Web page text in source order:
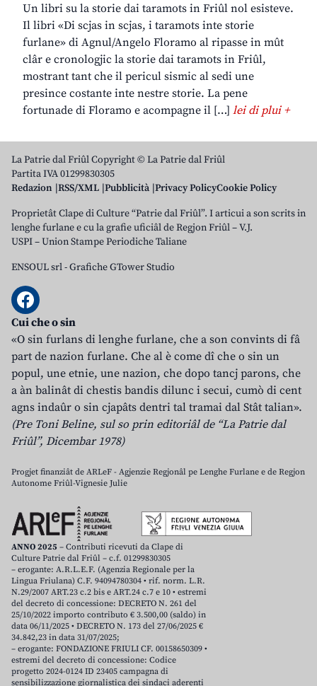
Un libri su la storie dai taramots in Friûl nol esisteve.
Il libri «Di scjas in scjas, i taramots inte storie
furlane» di Agnul/Angelo Floramo al ripasse in mût
clâr e cronologjic la storie dai taramots in Friûl,
mostrant tant che il pericul sismic al sedi une
presince costante inte nestre storie. La pene
fortunade di Floramo e acompagne il […] lei di plui +
La Patrie dal Friûl Copyright © La Patrie dal Friûl
Partita IVA 01299830305
Redazion RSS/XML Pubblicità Privacy PolicyCookie Policy
Proprietât Clape di Culture “Patrie dal Friûl”. I articui a son scrits in
lenghe furlane e cu la grafie uficiâl de Regjon Friûl – V.J.
USPI – Union Stampe Periodiche Taliane
ENSOUL srl-Grafiche GTower Studio
Cui che o sin
«O sin furlans di lenghe furlane, che a son convints di fâ
part de nazion furlane. Che al è come dî che o sin un
popul, une etnie, une nazion, che dopo tancj parons, che
a àn balinât di chestis bandis dilunc i secui, cumò di cent
agns indaûr o sin cjapâts dentri tal tramai dal Stât talian».
(Pre Toni Beline, sul so prin editoriâl de “La Patrie dal
Friûl”, Dicembar 1978)
Progjet finanziât de ARLeF - Agjenzie Regjonâl pe Lenghe Furlane e de Regjon
Autonome Friûl-Vignesie Julie
ANNO 2025 – Contributi ricevuti da Clape di
Culture Patrie dal Friûl – c.f. 01299830305
– erogante: A.R.L.E.F. (Agenzia Regionale per la
Lingua Friulana) C.F. 94094780304 • rif. norm. L.R.
N.29/2007 ART.23 c.2 bis e ART.24 c.7 e 10 • estremi
del decreto di concessione: DECRETO N. 261 del
25/10/2022 importo contributo € 3.500,00 (saldo) in
data 06/11/2025 • DECRETO N. 173 del 27/06/2025 €
34.842,23 in data 31/07/2025;
– erogante: FONDAZIONE FRIULI CF. 00158650309 •
estremi del decreto di concessione: Codice
progetto 2024-0124 ID 23405 campagna di
sensibilizzazione giornalistica dei sindaci aderenti